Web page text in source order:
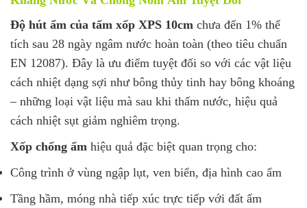
Độ hút ẩm của tấm xốp XPS 10cm chưa đến 1% thể
tích sau 28 ngày ngâm nước hoàn toàn (theo tiêu chuẩn
EN 12087). Đây là ưu điểm tuyệt đối so với các vật liệu
cách nhiệt dạng sợi như bông thủy tinh hay bông khoáng
– những loại vật liệu mà sau khi thấm nước, hiệu quả
cách nhiệt sụt giảm nghiêm trọng.
Xốp chống ẩm hiệu quả đặc biệt quan trọng cho:
Công trình ở vùng ngập lụt, ven biển, địa hình cao ẩm
Tầng hầm, móng nhà tiếp xúc trực tiếp với đất ẩm